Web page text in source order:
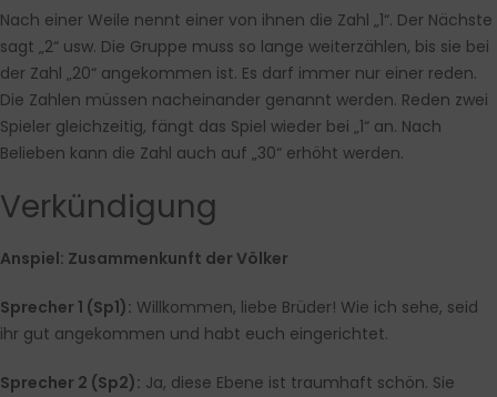
Nach einer Weile nennt einer von ihnen die Zahl „1“. Der Nächste
sagt „2“ usw. Die Gruppe muss so lange weiterzählen, bis sie bei
der Zahl „20“ angekommen ist. Es darf immer nur einer reden.
Die Zahlen müssen nacheinander genannt werden. Reden zwei
Spieler gleichzeitig, fängt das Spiel wieder bei „1“ an. Nach
Belieben kann die Zahl auch auf „30“ erhöht werden.
Verkündigung
Anspiel: Zusammenkunft der Völker
Sprecher 1 (Sp1): Willkommen, liebe Brüder! Wie ich sehe, seid
ihr gut angekommen und habt euch eingerichtet.
Sprecher 2 (Sp2): Ja, diese Ebene ist traumhaft schön. Sie